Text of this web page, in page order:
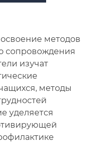
методов
сопровождения
изучат
методы
уделяется